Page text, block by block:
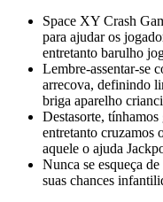
Space XY Crash
para ajudar os
entretanto barulho
Lembre-assentar-se
arrecova, definindo
briga aparelho
Destasorte, tínhamos
entretanto cruzamos
aquele o ajuda
Nunca se esqueça
suas chances